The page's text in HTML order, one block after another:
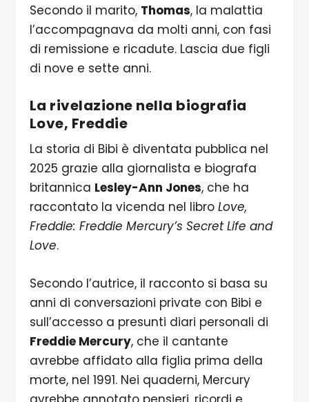
Secondo il marito, Thomas, la malattia
l’accompagnava da molti anni, con fasi
di remissione e ricadute. Lascia due figli
di nove e sette anni.
La rivelazione nella biografia
Love, Freddie
La storia di Bibi è diventata pubblica nel
2025 grazie alla giornalista e biografa
britannica Lesley-Ann Jones, che ha
raccontato la vicenda nel libro Love,
Freddie: Freddie Mercury’s Secret Life and
Love.
Secondo l’autrice, il racconto si basa su
anni di conversazioni private con Bibi e
sull’accesso a presunti diari personali di
Freddie Mercury, che il cantante
avrebbe affidato alla figlia prima della
morte, nel 1991. Nei quaderni, Mercury